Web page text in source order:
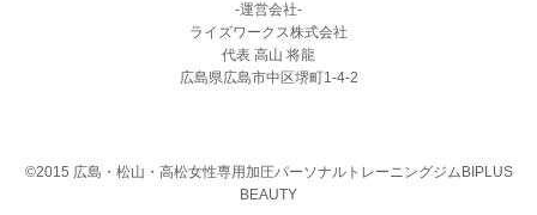
-運営会社-
ライズワークス株式会社
代表 高山 将龍
広島県広島市中区堺町1-4-2
©2015 広島・松山・高松女性専用加圧パーソナルトレーニングジムBIPLUS
BEAUTY